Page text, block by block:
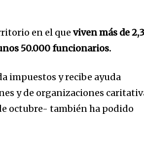
en el queviven más de
50.000 funcionarios.
impuestos y recibe ayuda
y de organizaciones
octubre- también ha podido